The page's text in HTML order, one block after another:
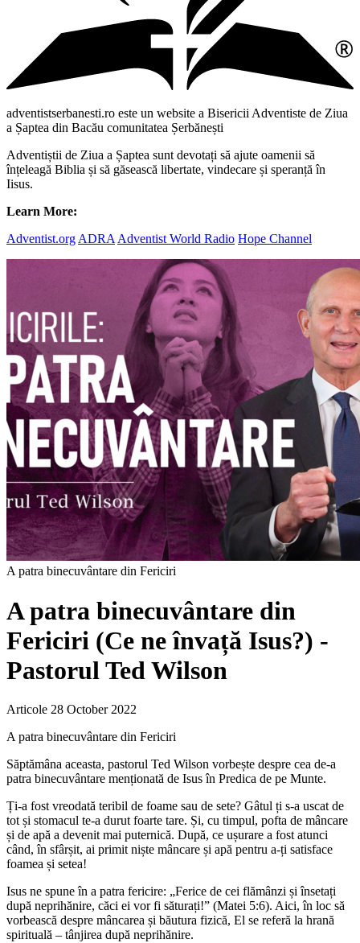
adventistserbanesti.ro este un website a Bisericii Adventiste de Ziua
a Șaptea din Bacău comunitatea Șerbănești
Adventiștii de Ziua a Șaptea sunt devotați să ajute oamenii să
înțeleagă Biblia și să găsească libertate, vindecare și speranță în
Iisus.
Learn More:
Adventist.org ADRA Adventist World Radio Hope Channel
A patra binecuvântare din Fericiri
A patra binecuvântare din
Fericiri (Ce ne învață Isus?) -
Pastorul Ted Wilson
Articole 28 October 2022
A patra binecuvântare din Fericiri
Săptămâna aceasta, pastorul Ted Wilson vorbește despre cea de-a
patra binecuvântare menționată de Isus în Predica de pe Munte.
Ți-a fost vreodată teribil de foame sau de sete? Gâtul ți s-a uscat de
tot și stomacul te-a durut foarte tare. Și, cu timpul, pofta de mâncare
și de apă a devenit mai puternică. După, ce ușurare a fost atunci
când, în sfârșit, ai primit niște mâncare și apă pentru a-ți satisface
foamea și setea!
Isus ne spune în a patra fericire: „Ferice de cei flămânzi și însetați
după neprihănire, căci ei vor fi săturați!” (Matei 5:6). Aici, în loc să
vorbească despre mâncarea și băutura fizică, El se referă la hrană
spirituală – tânjirea după neprihănire.